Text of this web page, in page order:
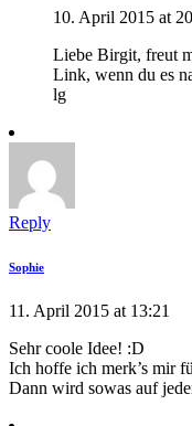
10. April 2015 at
Liebe Birgit, freut
Link, wenn du es
lg
Reply
Sophie
11. April 2015 at 13:21
Sehr coole Idee! :D
Ich hoffe ich merk’s mir
Dann wird sowas auf